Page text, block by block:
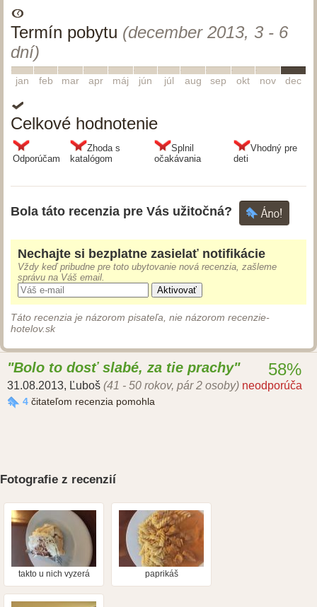
Termín pobytu (december 2013, 3 - 6
dní)
jan feb mar apr máj jún júl aug sep okt nov dec
Celkové hodnotenie
Odporúčam
Zhoda s
katalógom
Splnil
očakávania
Vhodný pre
deti
Bola táto recenzia pre Vás užitočná?
Nechajte si bezplatne zasielať notifikácie
Vždy keď pribudne pre toto ubytovanie nová recenzia, zašleme
správu na Váš email.
Aktivovať
Táto recenzia je názorom pisateľa, nie názorom recenzie-
hotelov.sk
Bolo to dosť slabé, za tie prachy
31.08.2013, Ľuboš (41 - 50 rokov, pár 2 osoby) neodporúča
4 čitateľom recenzia pomohla
58%
Fotografie z recenzií
takto u nich vyzerá
paprikáš